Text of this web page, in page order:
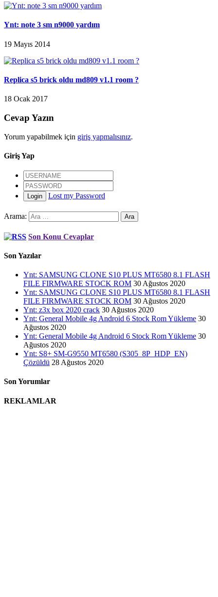
Ynt: note 3 sm n9000 yardım
19 Mayıs 2014
Replica s5 brick oldu md809 v1.1 room ?
18 Ocak 2017
Cevap Yazın
Yorum yapabilmek için giriş yapmalısınız.
Giriş Yap
Login Lost my Password
Arama:
Son Konu Cevaplar
Son Yazılar
Ynt: SAMSUNG CLONE S10 PLUS MT6580 8.1 FLASH
FILE FIRMWARE STOCK ROM 30 Ağustos 2020
Ynt: SAMSUNG CLONE S10 PLUS MT6580 8.1 FLASH
FILE FIRMWARE STOCK ROM 30 Ağustos 2020
Ynt: z3x box 2020 crack 30 Ağustos 2020
Ynt: General Mobile 4g Android 6 Stock Rom Yükleme 30
Ağustos 2020
Ynt: General Mobile 4g Android 6 Stock Rom Yükleme 30
Ağustos 2020
Ynt: S8+ SM-G9550 MT6580 (S305_8P_HDP_EN)
Çözüldü 28 Ağustos 2020
Son Yorumlar
REKLAMLAR